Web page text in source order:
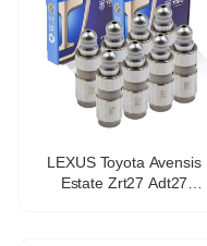
LEXUS Toyota Avensis
Estate Zrt27 Adt27